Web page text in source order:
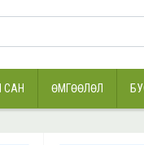
САН ӨМГӨӨЛӨЛ